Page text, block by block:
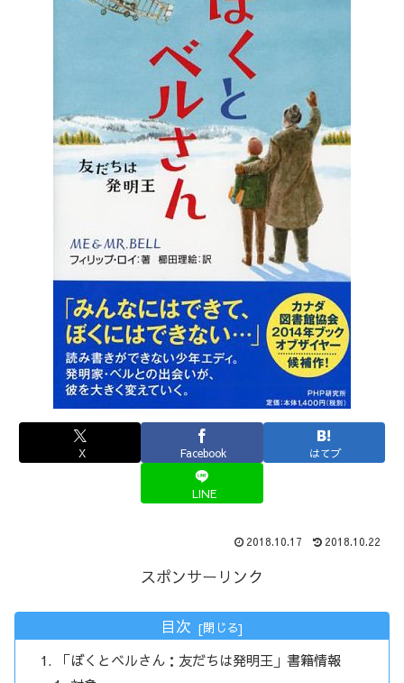
X Facebook はてブ
LINE
2018.10.17 2018.10.22
スポンサーリンク
目次
「ぼくとベルさん：友だちは発明王」書籍情報